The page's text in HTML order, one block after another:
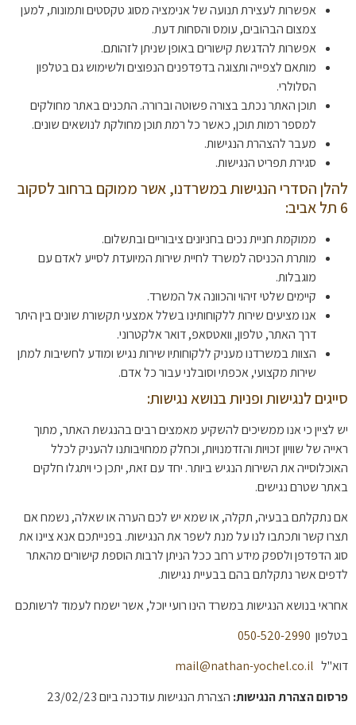
אפשרות לעצירת תנועה של אנימציה מסוג טקסטים ותמונות, למען
צמצום הבהובים, עומס והסחות דעת.
אפשרות להדגשת קישורים באופן שניתן לזהותם.
מותאם לצפייה ותצוגה בדפדפנים הנפוצים ולשימוש גם בטלפון
הסלולרי.
תוכן האתר נכתב בצורה פשוטה וברורה. התכנים באתר מחולקים
למספר רמות תוכן, כאשר כל רמת תוכן מחולקת לנושאים שונים.
מעבר להצהרת הנגישות.
סגירת תפריט הנגישות.
להלן הסדרי הנגישות במשרדנו, אשר ממוקם ברחוב לסקוב
6 תל אביב:
ממוקמת חניית נכים בחניונים ציבוריים ובתשלום.
מותרת הכניסה למשרד לחיית שירות המיועדת לסייע לאדם עם
מוגבלות.
קיימים שלטי זיהוי והכוונה אל המשרד.
אנו מציעים שירות ללקוחותינו בשלל אמצעי תקשורת שונים בין היתר
דרך האתר, טלפון, וואטסאפ, דואר אלקטרוני.
הצוות במשרדנו מעניק ללקוחותיו שירות נגיש ומודע לחשיבות למתן
שירות מקצועי, אכפתי וסובלני עבור כל אדם.
סייגים לנגישות ופניות בנושא נגישות:
יש לציין כי אנו ממשיכים להשקיע מאמצים רבים בהנגשת האתר, מתוך
ראייה של שוויון זכויות והזדמנויות, וכחלק ממחויבותנו להעניק לכלל
האוכלוסייה את השירות הנגיש ביותר. יחד עם זאת, יתכן כי ויתגלו חלקים
באתר שטרם נגישים.
אם נתקלתם בבעיה, תקלה, או שמא יש לכם הערה או שאלה, נשמח אם
תצרו קשר ותכתבו לנו על מנת לשפר את הנגישות. בפנייתכם אנא ציינו את
סוג הדפדפן ולספק מידע רחב ככל הניתן לרבות הוספת קישורים מהאתר
לדפים אשר נתקלתם בהם בבעיית נגישות.
אחראי בנושא הנגישות במשרד הינו רועי יוכל, אשר ישמח לעמוד לרשותכם
בטלפון 050-520-2990
דוא"ל mail@nathan-yochel.co.il
פרסום הצהרת הנגישות: הצהרת הנגישות עודכנה ביום 23/02/23